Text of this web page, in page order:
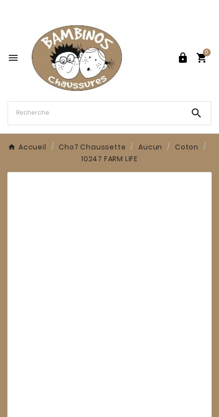
  
0

Accueil Cho7 Chaussette Aucun
Coton
10247 FARM LIFE